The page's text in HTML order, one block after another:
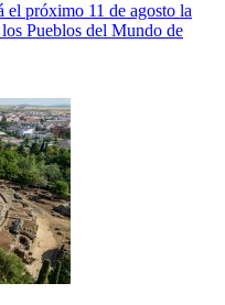
el próximo 11 de agosto la
Pueblos del Mundo de